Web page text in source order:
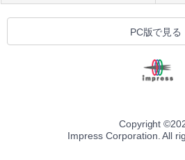
PC版で見る
Copyright ©
Impress Corporation. All